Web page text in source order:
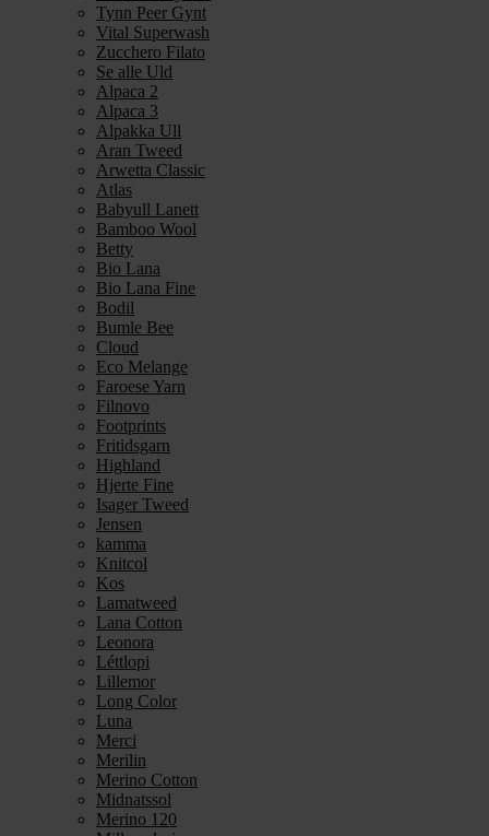
Tynn Peer Gynt
Vital Superwash
Zucchero Filato
Se alle Uld
Alpaca 2
Alpaca 3
Alpakka Ull
Aran Tweed
Arwetta Classic
Atlas
Babyull Lanett
Bamboo Wool
Betty
Bio Lana
Bio Lana Fine
Bodil
Bumle Bee
Cloud
Eco Melange
Faroese Yarn
Filnovo
Footprints
Fritidsgarn
Highland
Hjerte Fine
Isager Tweed
Jensen
kamma
Knitcol
Kos
Lamatweed
Lana Cotton
Leonora
Léttlopi
Lillemor
Long Color
Luna
Merci
Merilin
Merino Cotton
Midnatssol
Merino 120